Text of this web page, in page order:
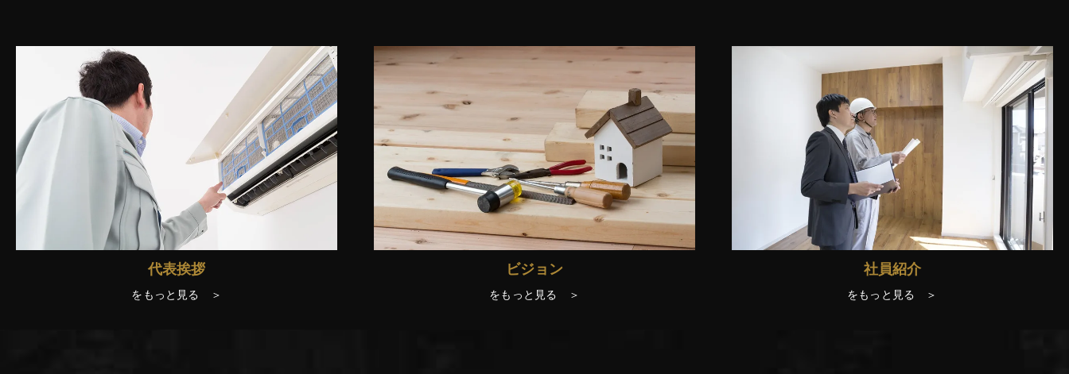
代表挨拶
をもっと見る ＞
ビジョン
をもっと見る ＞
社員紹介
をもっと見る ＞